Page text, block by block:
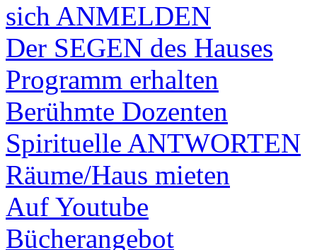
sich ANMELDEN
Der SEGEN des Hauses
Programm erhalten
Berühmte Dozenten
Spirituelle ANTWORTEN
Räume/Haus mieten
Auf Youtube
Bücherangebot